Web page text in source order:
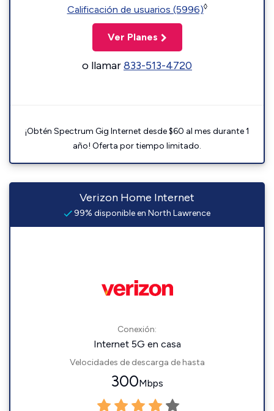
Calificación de usuarios (5996)◊
Ver Planes
o llamar833-513-4720
¡Obtén Spectrum Gig Internet desde $60 al mes durante 1
año! Oferta por tiempo limitado.
Verizon Home Internet
99% disponible en North Lawrence
Conexión:
Internet 5G en casa
Velocidades de descarga de hasta
300Mbps